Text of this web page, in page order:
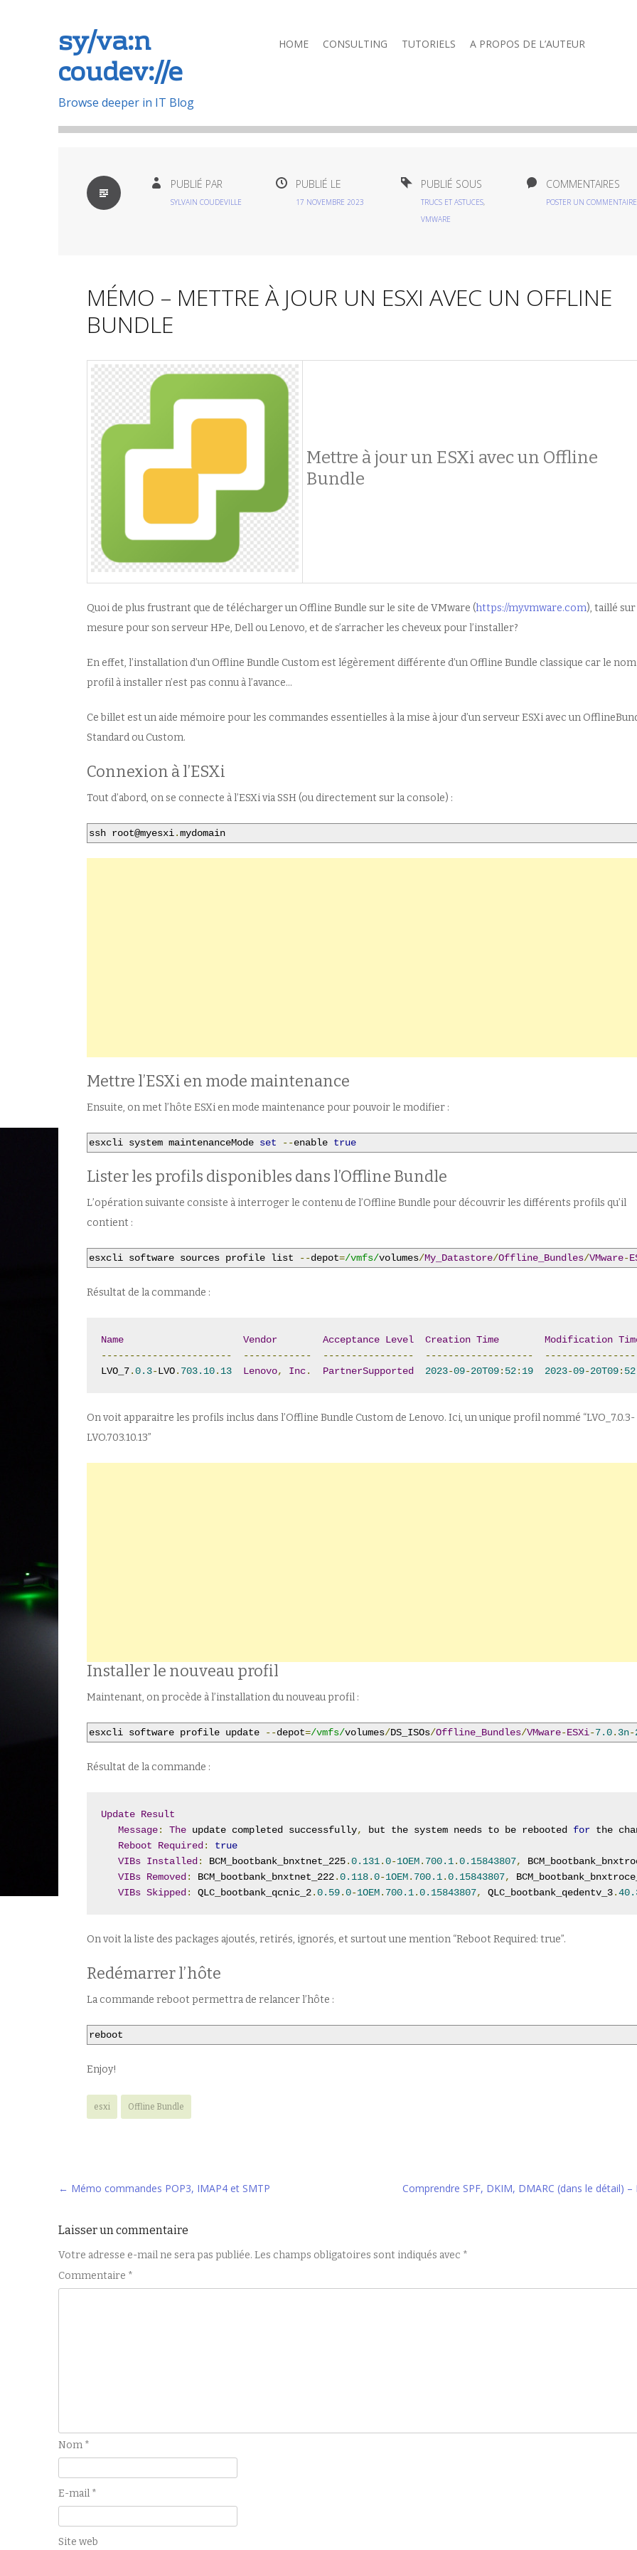
sy/va:n
coudev://e
Browse deeper in IT Blog
Aller
HOME CONSULTING TUTORIELS A PROPOS DE L’AUTEUR
PAR
DÉFAUT
PUBLIÉ PAR
SYLVAIN COUDEVILLE
PUBLIÉ LE
17 NOVEMBRE 2023
PUBLIÉ SOUS
TRUCS ET ASTUCES,
VMWARE
COMMENTAIRES
POSTER UN COMMENTAIRE
MÉMO – METTRE À JOUR UN ESXI AVEC UN OFFLINE
BUNDLE
Mettre à jour un ESXi avec un Offline
Bundle
Quoi de plus frustrant que de télécharger un Offline Bundle sur le site de VMware (https://my.vmware.com), taillé sur
mesure pour son serveur HPe, Dell ou Lenovo, et de s’arracher les cheveux pour l’installer?
En effet, l’installation d’un Offline Bundle Custom est légèrement différente d’un Offline Bundle classique car le
profil à installer n’est pas connu à l’avance…
Ce billet est un aide mémoire pour les commandes essentielles à la mise à jour d’un serveur ESXi avec un
Standard ou Custom.
Connexion à l’ESXi
Tout d’abord, on se connecte à l’ESXi via SSH (ou directement sur la console) :
ssh root@myesxi.mydomain
Mettre l’ESXi en mode maintenance
Ensuite, on met l’hôte ESXi en mode maintenance pour pouvoir le modifier :
esxcli system maintenanceMode set --enable true
Lister les profils disponibles dans l’Offline Bundle
L’opération suivante consiste à interroger le contenu de l’Offline Bundle pour découvrir les différents profils qu’il
contient :
esxcli software sources profile list --depot=/vmfs/volumes/My_Datastore/Offline_Bundles/VMware-
Résultat de la commande :
Name Vendor Acceptance Level Creation Time Modification
-----------------------
------------ ---------------- -------------------
LVO_7.0.3-LVO. 703.10. 13 Lenovo, Inc. PartnerSupported 2023-09-20T09: 52: 19 2023-09-20T09: 52
On voit apparaitre les profils inclus dans l’Offline Bundle Custom de Lenovo. Ici, un unique profil nommé “LVO_7.0.3-
LVO.703.10.13”
Installer le nouveau profil
Maintenant, on procède à l’installation du nouveau profil :
esxcli software profile update --depot=/vmfs/volumes/DS_ISOs/Offline_Bundles/VMware-ESXi-7.0. 3n-
Résultat de la commande :
Update Result
Message: The update completed successfully, but the system needs to be rebooted for the
Reboot
Required :
true
VIBs Installed : BCM_bootbank_bnxtnet_225.0.131.0-1OEM. 700.1.0.15843807,
VIBs Removed : BCM_bootbank_bnxtnet_222.0.118.0-1OEM. 700.1.0.15843807,
VIBs Skipped : QLC_bootbank_qcnic_2.0.59.0-1OEM. 700.1.0.15843807, QLC_bootbank_qedentv_3.
On voit la liste des packages ajoutés, retirés, ignorés, et surtout une mention “Reboot Required: true”.
Redémarrer l’hôte
La commande reboot permettra de relancer l’hôte :
reboot
Enjoy!
esxi Offline Bundle
Navigation
articles
← Mémo commandes POP3, IMAP4 et SMTP Comprendre SPF, DKIM, DMARC (dans le détail) –
Laisser un commentaire
Votre adresse e-mail ne sera pas publiée. Les champs obligatoires sont indiqués avec *
Commentaire *
Nom *
E-mail *
Site web